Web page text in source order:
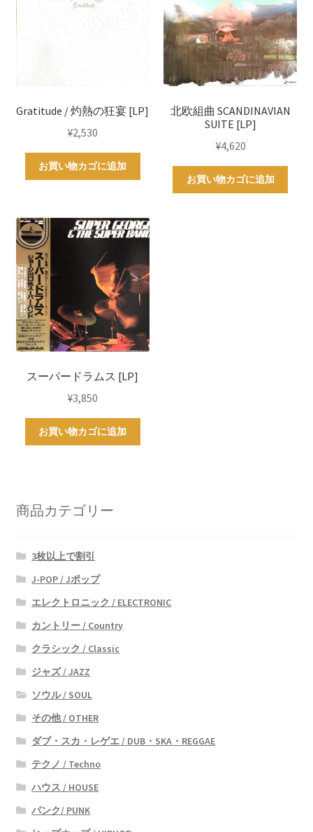
Gratitude / 灼熱の狂宴 [LP]
¥2,530
お買い物カゴに追加
北欧組曲 SCANDINAVIAN
SUITE [LP]
¥4,620
お買い物カゴに追加
スーパードラムス [LP]
¥3,850
お買い物カゴに追加
商品カテゴリー
3枚以上で割引
J-POP / Jポップ
エレクトロニック / ELECTRONIC
カントリー / Country
クラシック / Classic
ジャズ / JAZZ
ソウル / SOUL
その他 / OTHER
ダブ・スカ・レゲエ / DUB・SKA・REGGAE
テクノ / Techno
ハウス / HOUSE
パンク/ PUNK